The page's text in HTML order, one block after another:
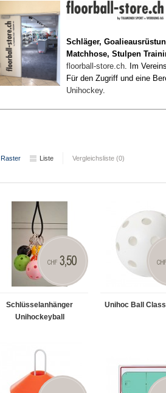
Schläger,
Matchhose, Stulpen
floorball-store.ch. Im
Für den Zugriff und eine
Unihockey.
Raster Liste Vergleichsliste (0)
Schlüsselanhänger
Unihockeyball
CHF 3,50
Unihoc Ball
CHF